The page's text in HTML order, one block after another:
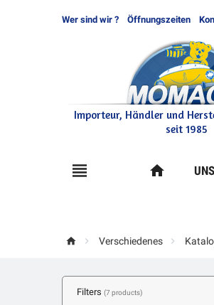
Wer sind wir ? Öffnungszeiten
Importeur, Händler und
seit 1985
 home
  Verschiedenes 
Filters (7 products)